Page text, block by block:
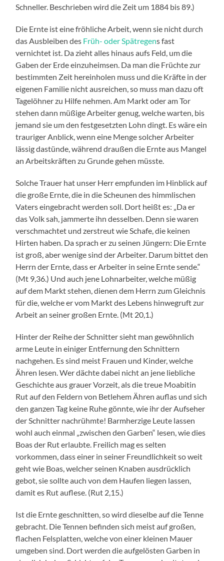
Schneller. Beschrieben wird die Zeit um 1884 bis 89.)
Die Ernte ist eine fröhliche Arbeit, wenn sie nicht durch
das Ausbleiben des Früh- oder Spätregens fast
vernichtet ist. Da zieht alles hinaus aufs Feld, um die
Gaben der Erde einzuheimsen. Da man die Früchte zur
bestimmten Zeit hereinholen muss und die Kräfte in der
eigenen Familie nicht ausreichen, so muss man dazu oft
Tagelöhner zu Hilfe nehmen. Am Markt oder am Tor
stehen dann müßige Arbeiter genug, welche warten, bis
jemand sie um den festgesetzten Lohn dingt. Es wäre ein
trauriger Anblick, wenn eine Menge solcher Arbeiter
lässig dastünde, während draußen die Ernte aus Mangel
an Arbeitskräften zu Grunde gehen müsste.
Solche Trauer hat unser Herr empfunden im Hinblick auf
die große Ernte, die in die Scheunen des himmlischen
Vaters eingebracht werden soll. Dort heißt es: „Da er
das Volk sah, jammerte ihn desselben. Denn sie waren
verschmachtet und zerstreut wie Schafe, die keinen
Hirten haben. Da sprach er zu seinen Jüngern: Die Ernte
ist groß, aber wenige sind der Arbeiter. Darum bittet den
Herrn der Ernte, dass er Arbeiter in seine Ernte sende.“
(Mt 9,36.) Und auch jene Lohnarbeiter, welche müßig
auf dem Markt stehen, dienen dem Herrn zum Gleichnis
für die, welche er vom Markt des Lebens hinwegruft zur
Arbeit an seiner großen Ernte. (Mt 20,1.)
Hinter der Reihe der Schnitter sieht man gewöhnlich
arme Leute in einiger Entfernung den Schnittern
nachgehen. Es sind meist Frauen und Kinder, welche
Ähren lesen. Wer dächte dabei nicht an jene liebliche
Geschichte aus grauer Vorzeit, als die treue Moabitin
Rut auf den Feldern von Betlehem Ähren auflas und sich
den ganzen Tag keine Ruhe gönnte, wie ihr der Aufseher
der Schnitter nachrühmte! Barmherzige Leute lassen
wohl auch einmal „zwischen den Garben“ lesen, wie dies
Boas der Rut erlaubte. Freilich mag es selten
vorkommen, dass einer in seiner Freundlichkeit so weit
geht wie Boas, welcher seinen Knaben ausdrücklich
gebot, sie sollte auch von dem Haufen liegen lassen,
damit es Rut auflese. (Rut 2,15.)
Ist die Ernte geschnitten, so wird dieselbe auf die Tenne
gebracht. Die Tennen befinden sich meist auf großen,
flachen Felsplatten, welche von einer kleinen Mauer
umgeben sind. Dort werden die aufgelösten Garben in